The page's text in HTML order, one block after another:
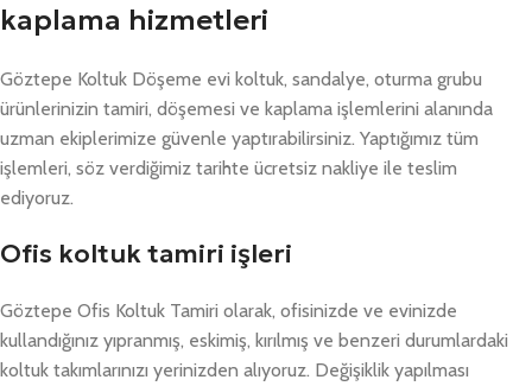
kaplama hizmetleri
Göztepe Koltuk Döşeme evi koltuk, sandalye, oturma grubu
ürünlerinizin tamiri, döşemesi ve kaplama işlemlerini alanında
uzman ekiplerimize güvenle yaptırabilirsiniz. Yaptığımız tüm
işlemleri, söz verdiğimiz tarihte ücretsiz nakliye ile teslim
ediyoruz.
Ofis koltuk tamiri işleri
Göztepe Ofis Koltuk Tamiri olarak, ofisinizde ve evinizde
kullandığınız yıpranmış, eskimiş, kırılmış ve benzeri durumlardaki
koltuk takımlarınızı yerinizden alıyoruz. Değişiklik yapılması